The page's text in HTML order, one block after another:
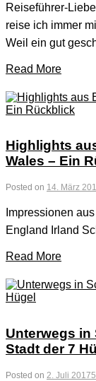
Reiseführer-
reise ich immer
Weil ein gut
Read More
Highlights
Wales – Ein
Posted on 14. März
Impressionen
England Irland
Read More
Unterwegs in
Stadt der 7
Posted on 2. Juli 2017